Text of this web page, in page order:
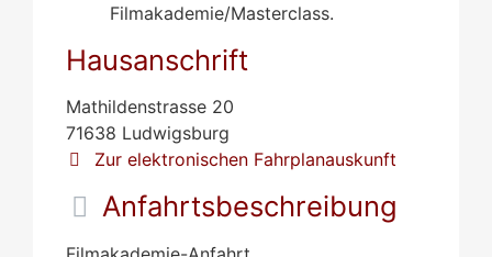
Filmakademie/Masterclass.
Hausanschrift
Mathildenstrasse 20
71638 Ludwigsburg
Zur elektronischen Fahrplanauskunft
Anfahrtsbeschreibung